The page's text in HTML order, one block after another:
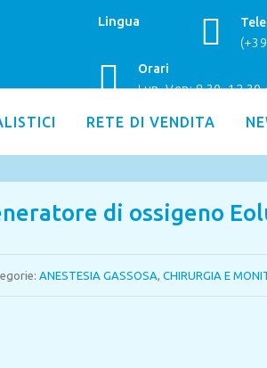
Lingua
Orari
Lun–Ven: 8.30–12.30
RETE DI VENDITA
di ossigeno
ANESTESIA GASSOSA CHIRURGIA E